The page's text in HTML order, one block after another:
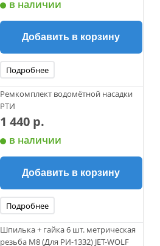
в наличии
Добавить в корзину
Подробнее
Ремкомплект водомётной насадки
РТИ
1 440 р.
в наличии
Добавить в корзину
Подробнее
Шпилька + гайка 6 шт. метрическая
резьба М8 (Для РИ-1332) JET-WOLF